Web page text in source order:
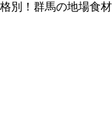
別！群馬の地場食材